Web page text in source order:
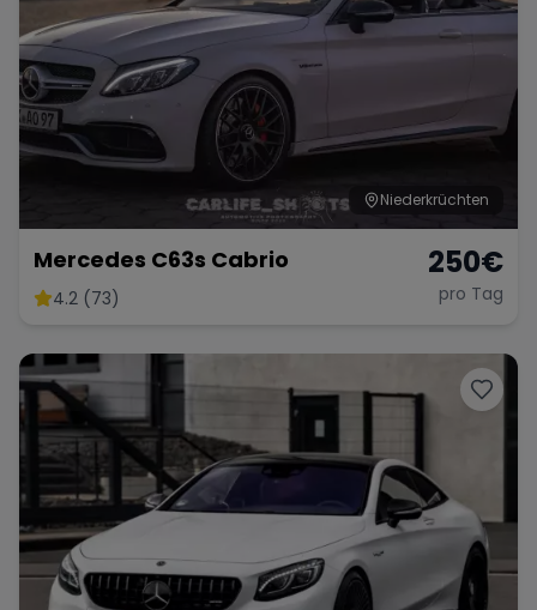
Niederkrüchten
Mercedes C63s Cabrio
4.2 (73)
250€
pro Tag